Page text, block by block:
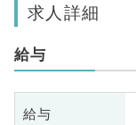
求人詳細
給与
給与